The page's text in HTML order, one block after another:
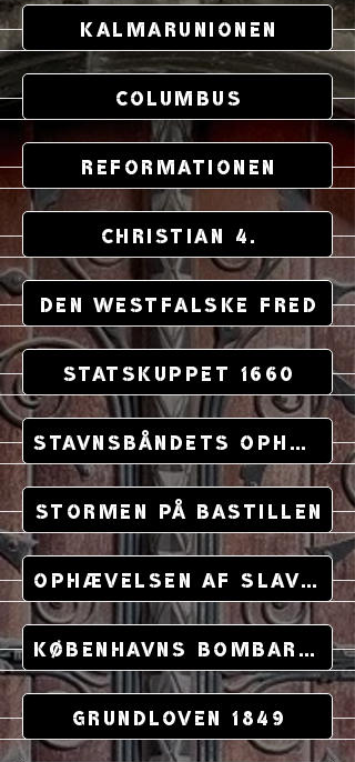
Kalmarunionen
Columbus
Reformationen
Christian 4.
Den Westfalske Fred
Statskuppet 1660
Stavnsbåndets Ophævelse
Stormen på Bastillen
Ophævelsen af Slavehandlen
Københavns Bombardement
Grundloven 1849